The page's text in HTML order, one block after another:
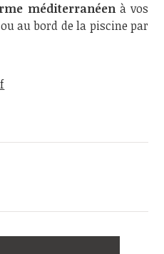
méditerranéenà vos
au bord de la piscine par